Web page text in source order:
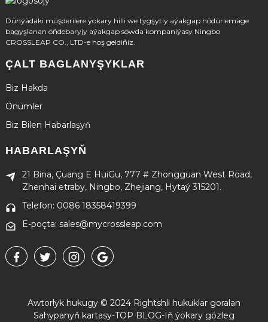
Dünýädäki müşderilere ýokary hilli we tygşytly aýakgap hödürlemäge
bagyşlanan öňdebaryjy aýakgap söwda kompaniýasy Ningbo
CROSSLEAP CO., LTD-e hoş geldiňiz.
ÇALT BAGLANYŞYKLAR
Biz Hakda
Önümler
Biz Bilen Habarlaşyň
HABARLAŞYŇ
21 Bina, Çuang E HuiGu, 777 # Zhongguan West Road,
Zhenhai etraby, Ningbo, Zhejiang, Hytaý 315201.
Telefon: 0086 18358419399
E-poçta: sales@mycrossleap.com
Awtorlyk hukugy © 2024 Rightshli hukuklar goralan
Sahypanyň kartasy-TOP BLOG-Iň ýokary gözleg